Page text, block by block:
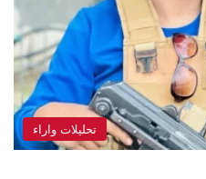
تحليلات واراء